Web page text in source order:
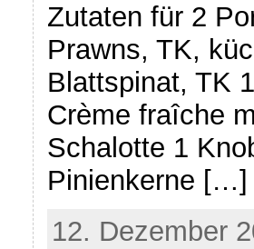
Zutaten für 2
Prawns, TK,
Blattspinat, TK
Crème fraîche
Schalotte 1
Pinienkerne […]
12. Dezember